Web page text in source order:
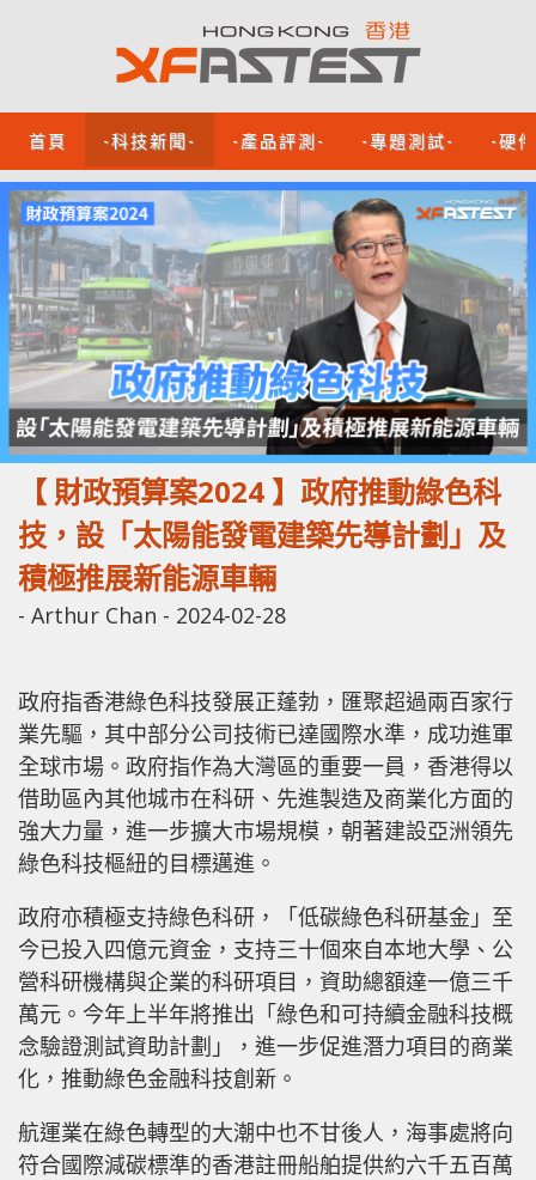
首頁 -科技新聞- -產品評測- -專題測試- -硬
【 財政預算案2024 】政府推動綠色科
技，設「太陽能發電建築先導計劃」及
積極推展新能源車輛
- Arthur Chan - 2024-02-28
政府指香港綠色科技發展正蓬勃，匯聚超過兩百家行
業先驅，其中部分公司技術已達國際水準，成功進軍
全球市場。政府指作為大灣區的重要一員，香港得以
借助區內其他城市在科研、先進製造及商業化方面的
強大力量，進一步擴大市場規模，朝著建設亞洲領先
綠色科技樞紐的目標邁進。
政府亦積極支持綠色科研，「低碳綠色科研基金」至
今已投入四億元資金，支持三十個來自本地大學、公
營科研機構與企業的科研項目，資助總額達一億三千
萬元。今年上半年將推出「綠色和可持續金融科技概
念驗證測試資助計劃」，進一步促進潛力項目的商業
化，推動綠色金融科技創新。
航運業在綠色轉型的大潮中也不甘後人，海事處將向
符合國際減碳標準的香港註冊船舶提供約六千五百萬